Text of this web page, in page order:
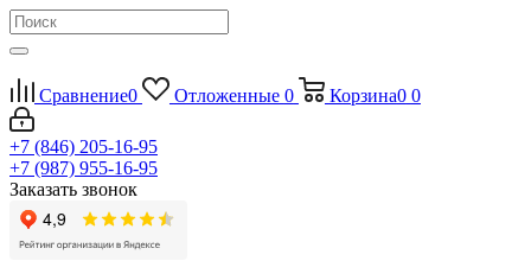
Сравнение0 Отложенные 0 Корзина0 0
+7 (846) 205-16-95
+7 (987) 955-16-95
Заказать звонок